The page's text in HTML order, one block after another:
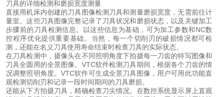
刀具的详细检测和磨损宽度测量
直接用机床内创建的刀具图像检测刀具和测量磨损宽度，无需前往计
量室。这些刀具图像完整记录了刀具状况和磨损状态，以及关键加工
步骤前的刀具检测信息。以这些信息为基础，可为加工参数和NC数
控程序优化提供重要基础。当然，每一个切削刃的破损情况都可检
测，还能在名义刀具使用寿命结束时检查刀具的实际状态。
在刀具检测中，摄像头在不同照明角度下拍摄每一刀齿的特写图像和
刀具全圆周的全景图像。VTC软件检测刀具期间，根据各个刀齿的情
况调整照明角度。VTC软件可生成全景刀具图像，用户可用此功能直
观检测切削刃和记录一段时间期间的刀具磨损。
还能从下方拍摄刀具，精确检查刀尖情况。在数控系统显示屏上直观